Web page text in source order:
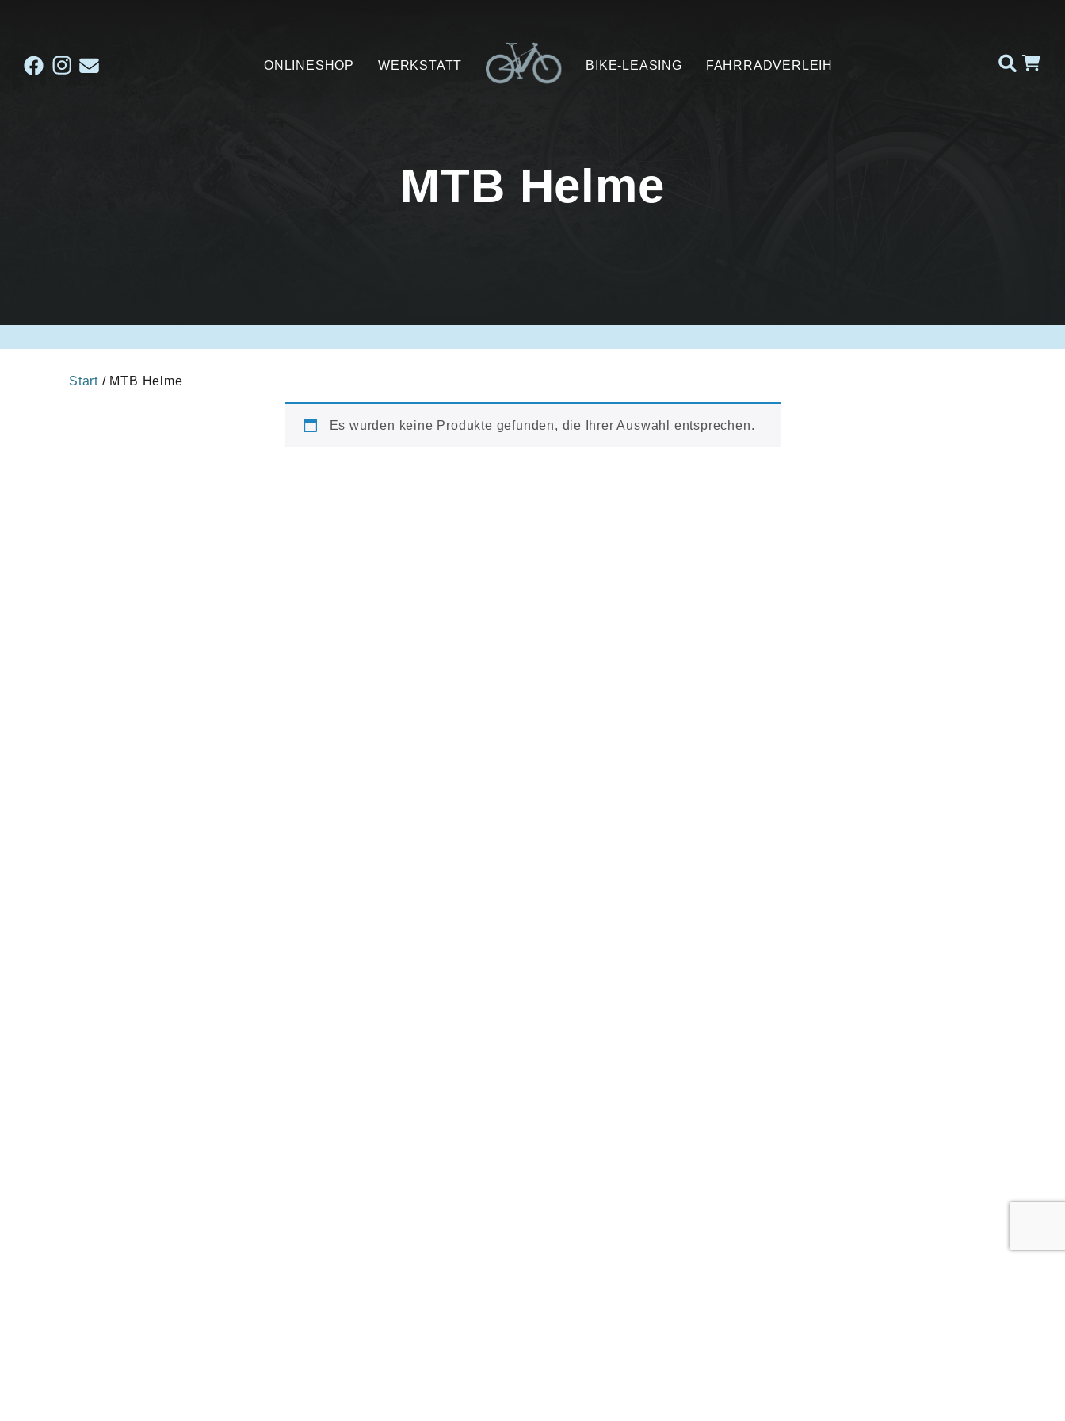
ONLINESHOP WERKSTATT BIKE-LEASING FAHRRADVERLEIH
MTB Helme
Start / MTB Helme
Es wurden keine Produkte gefunden, die Ihrer Auswahl entsprechen.